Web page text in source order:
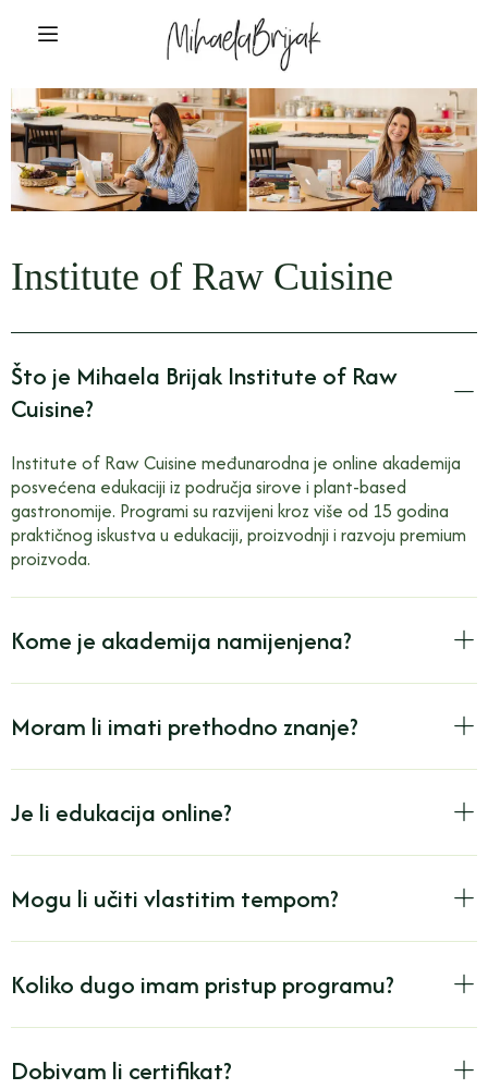
Institute of Raw Cuisine
Što je Mihaela Brijak Institute of Raw
Cuisine?
Institute of Raw Cuisine međunarodna je online akademija
posvećena edukaciji iz područja sirove i plant-based
gastronomije. Programi su razvijeni kroz više od 15 godina
praktičnog iskustva u edukaciji, proizvodnji i razvoju premium
proizvoda.
Kome je akademija namijenjena?
Moram li imati prethodno znanje?
Je li edukacija online?
Mogu li učiti vlastitim tempom?
Koliko dugo imam pristup programu?
Dobivam li certifikat?